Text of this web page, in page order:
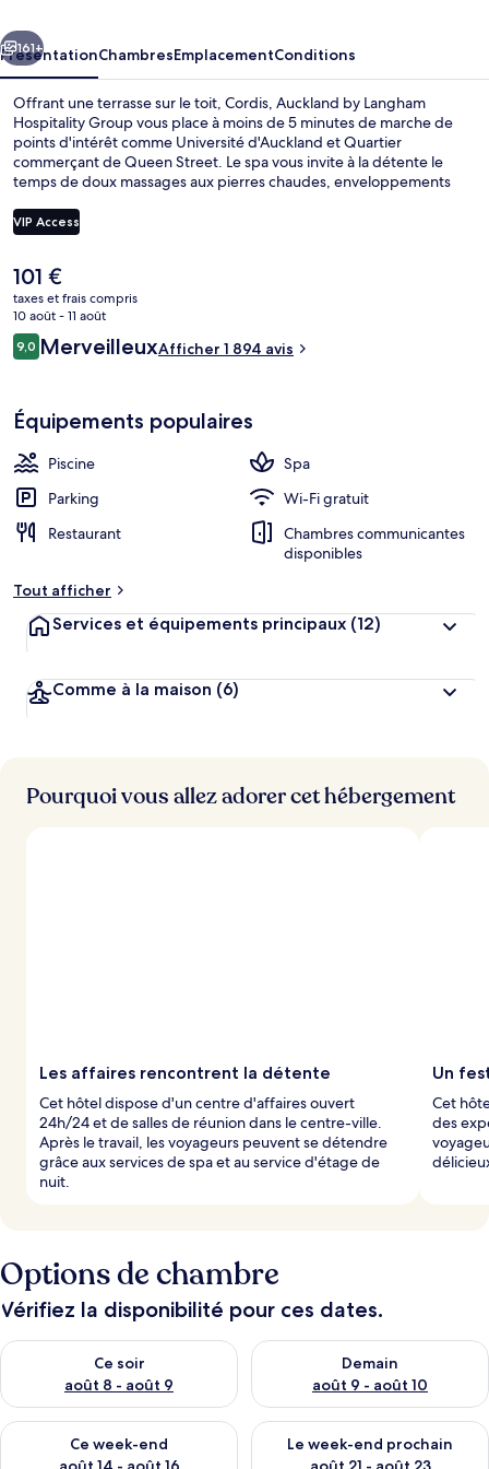
Hospitality
Group
Suivant
161+
PrésentationChambresEmplacementConditions
Offrant une terrasse sur le toit, Cordis, Auckland by Langham
Hospitality Group vous place à moins de 5 minutes de marche de
points d'intérêt comme Université d'Auckland et Quartier
commerçant de Queen Street. Le spa vous invite à la détente le
temps de doux massages aux pierres chaudes, enveloppements
aussi de vous en vous servant le dîner. Parmi les autres petits
avantages de cet hébergement figurent une piscine extérieure, un
adorent la piscine rafraîchissante et la literie de qualité.
VIP Access
Le
prix
actuel
est
de
101 €
taxes et frais compris
10 août - 11 août
Avis
voyageurs
9,09,0 sur 10
MerveilleuxAfficher 1 894 avis
Équipements populaires
Piscine
Spa
Parking
Wi-Fi gratuit
Restaurant
Chambres communicantes
disponibles
Tout afficher
Services et équipements principaux (12)
Comme à la maison (6)
Pourquoi vous allez adorer cet hébergement
Les affaires rencontrent la détente
Cet hôtel dispose d'un centre d'affaires ouvert
24h/24 et de salles de réunion dans le centre-ville.
Après le travail, les voyageurs peuvent se détendre
grâce aux services de spa et au service d'étage de
nuit.
Un
Cet
des
Options de chambre
Vérifiez la disponibilité pour ces dates.
Ce soir
août 8 - août 9
Vérifier la disponibilité pour ce soir août 8 - août 9
Demain
août 9 - août 10
Vérifier la disponibilité pour
Ce week-end
Vérifier la disponibilité pour ce week-end août 14 - août 16
Le week-end prochain
Vérifier la disponibilité pour